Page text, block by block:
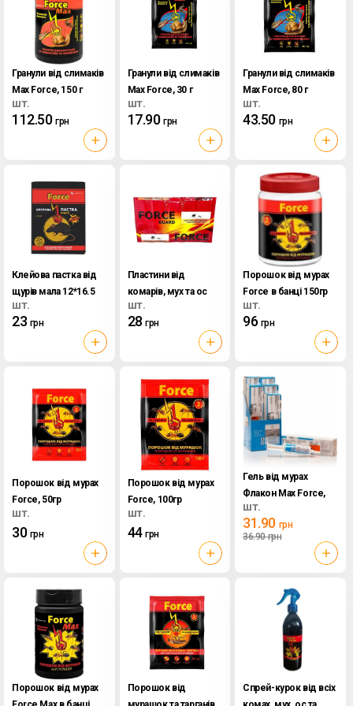
Гранули від слимаків
Max Force, 150 г
шт.
112.50 грн
Гранули від слимаків
Max Force, 30 г
шт.
17.90 грн
Гранули від слимаків
Max Force, 80 г
шт.
43.50 грн
Клейова пастка від
щурів мала 12*16.5
см Force, шт
шт.
23 грн
Пластини від
комарів, мух та ос
Force, 10 шт
шт.
28 грн
Порошок від мурах
Force в банці 150гр
шт.
96 грн
Порошок від мурах
Force, 50гр
шт.
30 грн
Порошок від мурах
Force, 100гр
шт.
44 грн
Гель від мурах
Флакон Max Force,
100мл
шт.
31.90 грн
36.90грн
Порошок від мурах
Порошок від
Спрей-курок від всіх